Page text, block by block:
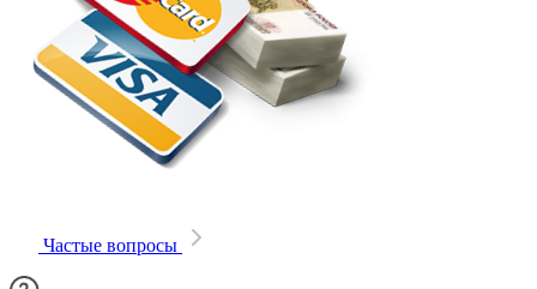
Частые вопросы